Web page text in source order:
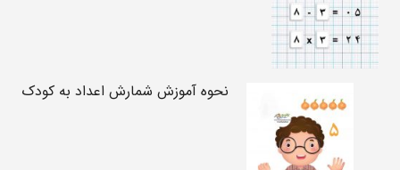
نحوه آموزش شمارش اعداد به کودک